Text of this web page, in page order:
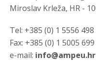
Miroslav Krleža, HR -
Tel: +385 (0) 1 5556 498
Fax: +385 (0) 1 5005 699
e-mail: info@ampeu.hr